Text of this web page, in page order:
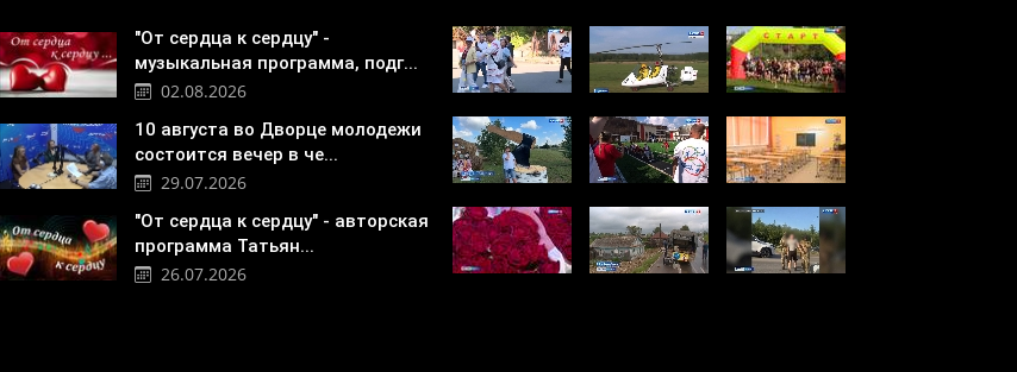
"От сердца к сердцу" -
музыкальная программа, подг...
02.08.2026
10 августа во Дворце молодежи
состоится вечер в че...
29.07.2026
"От сердца к сердцу" - авторская
программа Татьян...
26.07.2026